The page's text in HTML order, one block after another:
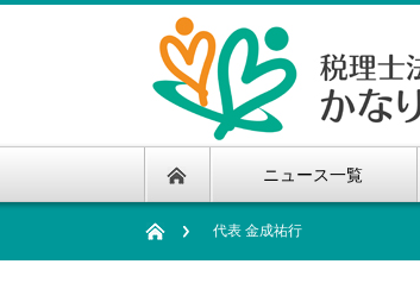
ニュース一覧
代表 金成祐行